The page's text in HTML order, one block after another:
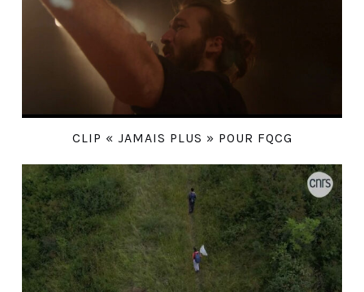
CLIP « JAMAIS PLUS » POUR FQCG